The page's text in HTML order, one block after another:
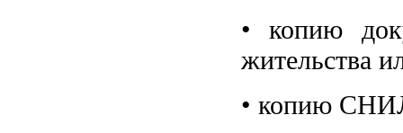
• копию
жительства
• копию